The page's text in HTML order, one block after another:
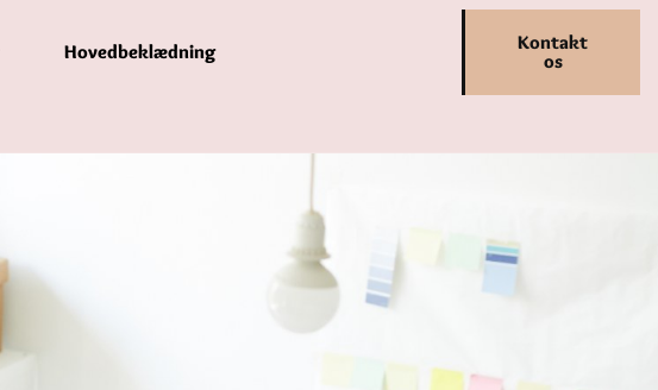
Hovedbeklædning
Kontakt
os